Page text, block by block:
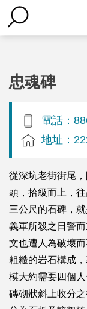
忠魂碑
電話：
地址：
從深坑老街街尾
頭，拾級而上，
三公尺的石碑，
義軍所殺之日警
文也遭人為破壞
粗糙的岩石構成
模大約需要四個
磚砌狀斜上收分